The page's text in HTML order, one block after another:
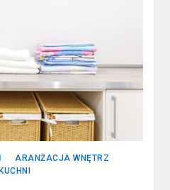
ARANŻACJA WNĘTRZ